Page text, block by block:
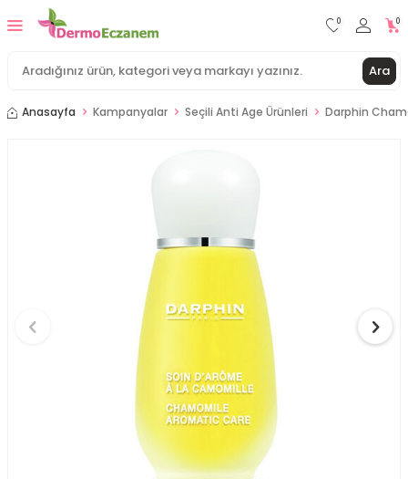
Ara
0 0
Anasayfa Kampanyalar Seçili Anti Age Ürünleri Darphin